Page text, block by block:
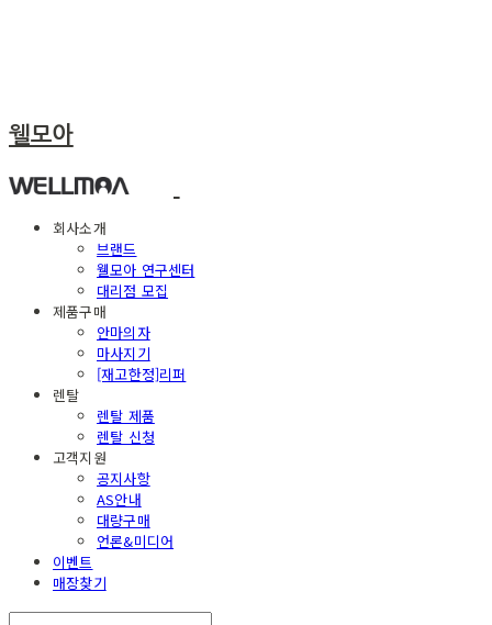
웰모아
회사소개
브랜드
웰모아 연구센터
대리점 모집
제품구매
안마의자
마사지기
[재고한정]리퍼
렌탈
렌탈 제품
렌탈 신청
고객지원
공지사항
AS안내
대량구매
언론&미디어
이벤트
매장찾기